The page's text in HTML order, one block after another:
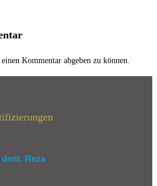
Kommentar abgeben zu können.
dent. Reza